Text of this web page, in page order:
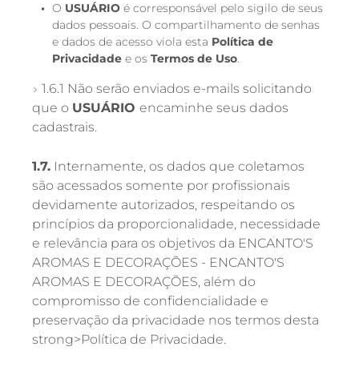
O USUÁRIO é corresponsável pelo sigilo de seus
dados pessoais. O compartilhamento de senhas
e dados de acesso viola esta Política de
Privacidade e os Termos de Uso.
1.6.1 Não serão enviados e-mails solicitando
que o USUÁRIO encaminhe seus dados
cadastrais.
1.7. Internamente, os dados que coletamos
são acessados somente por profissionais
devidamente autorizados, respeitando os
princípios da proporcionalidade, necessidade
e relevância para os objetivos da ENCANTO'S
AROMAS E DECORAÇÕES - ENCANTO'S
AROMAS E DECORAÇÕES, além do
compromisso de confidencialidade e
preservação da privacidade nos termos desta
strong>Política de Privacidade.